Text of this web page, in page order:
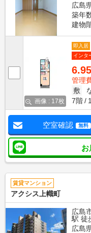
広島
築年
建物
画像 : 17枚
即入居
インタ
6.95
管理
敷
7階
空室確認 無料
お
賃貸マンション
アクシス上幟町
広島
駅 徒
広島